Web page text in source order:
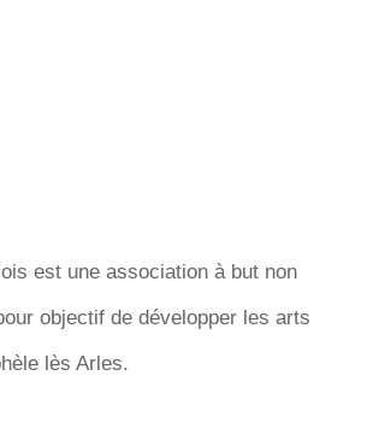
est une association à but non
objectif de développer les arts
lès Arles.